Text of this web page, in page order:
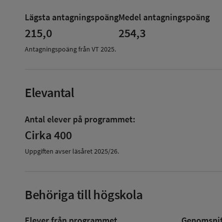
Antagningspoäng
Lägsta antagningspoäng
215,0
Medel antagningspoäng
254,3
Antagningspoäng från VT 2025.
Elevantal
Antal elever på programmet:
Cirka 400
Uppgiften avser läsåret2025/26.
Behöriga till högskola